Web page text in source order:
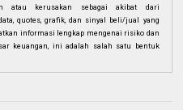
atau kerusakan sebagai akibat dari
quotes, grafik, dan sinyal beli/jual yang
informasi lengkap mengenai risiko dan
keuangan, ini adalah salah satu bentuk